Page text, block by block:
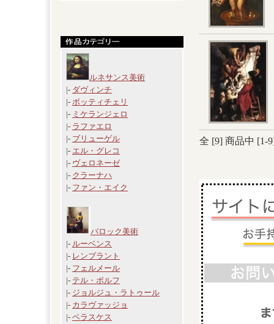
ルネサンス美術
|- ダヴィンチ
|- ボッティチェリ
|- ミケランジェロ
|- ラファエロ
|- ブリューゲル
|- エル・グレコ
|- ヴェロネーゼ
|- クラーナハ
|- ファン・エイク
バロック美術
|- ルーベンス
|- レンブラント
|- フェルメール
|- テル・ボルフ
|- ジョルジュ・ラトゥール
|- カラヴァッジョ
|- ベラスケス
全 [9] 商品中 [1-9